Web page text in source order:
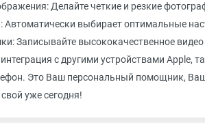
Делайте четкие и резкие
выбирает оптимальные
Записывайте высококачественное
с другими устройствами Apple,
Это Ваш персональный помощник,
уже сегодня!